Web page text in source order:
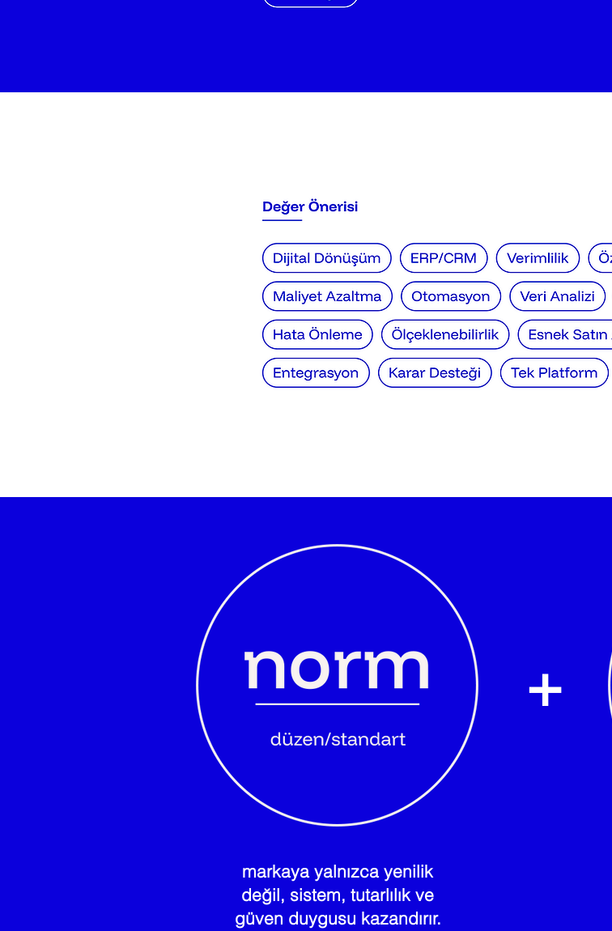
+
markaya yalnızca yenilik
değil, sistem, tutarlılık ve
güven duygusu kazandırır.